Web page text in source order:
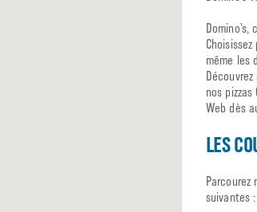
même les
nos
Web dès
LES
suivantes :